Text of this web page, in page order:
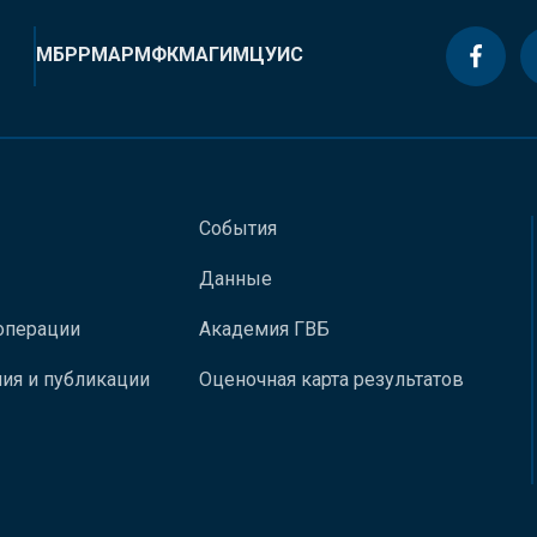
МБРРМАРМФКМАГИМЦУИС
и публикации
События
Данные
Академия ГВБ
Оценочная карта результатов